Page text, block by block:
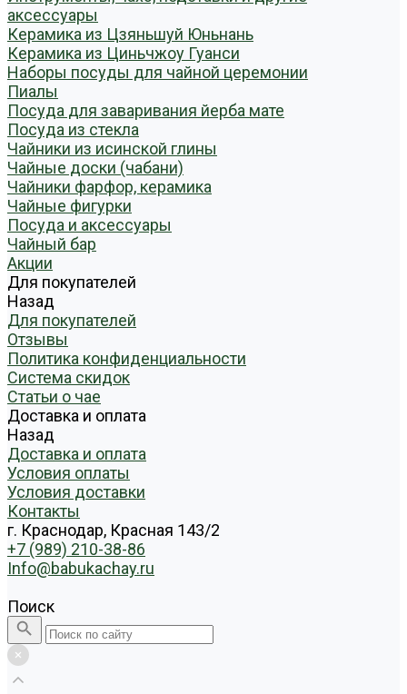
аксессуары
Керамика из Цзяньшуй Юньнань
Керамика из Циньчжоу Гуанси
Наборы посуды для чайной церемонии
Пиалы
Посуда для заваривания йерба мате
Посуда из стекла
Чайники из исинской глины
Чайные доски (чабани)
Чайники фарфор, керамика
Чайные фигурки
Посуда и аксессуары
Чайный бар
Акции
Для покупателей
Назад
Для покупателей
Отзывы
Политика конфиденциальности
Система скидок
Статьи о чае
Доставка и оплата
Назад
Доставка и оплата
Условия оплаты
Условия доставки
Контакты
г. Краснодар, Красная 143/2
+7 (989) 210-38-86
Info@babukachay.ru
Поиск